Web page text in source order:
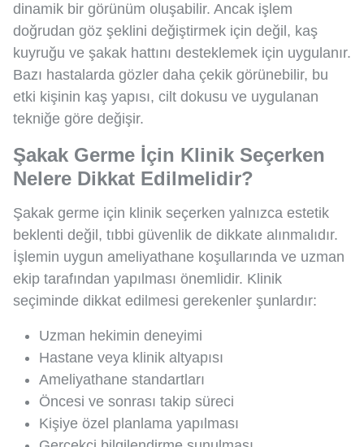
dinamik bir görünüm oluşabilir. Ancak işlem
doğrudan göz şeklini değiştirmek için değil, kaş
kuyruğu ve şakak hattını desteklemek için uygulanır.
Bazı hastalarda gözler daha çekik görünebilir, bu
etki kişinin kaş yapısı, cilt dokusu ve uygulanan
tekniğe göre değişir.
Şakak Germe İçin Klinik Seçerken
Nelere Dikkat Edilmelidir?
Şakak germe için klinik seçerken yalnızca estetik
beklenti değil, tıbbi güvenlik de dikkate alınmalıdır.
İşlemin uygun ameliyathane koşullarında ve uzman
ekip tarafından yapılması önemlidir. Klinik
seçiminde dikkat edilmesi gerekenler şunlardır:
Uzman hekimin deneyimi
Hastane veya klinik altyapısı
Ameliyathane standartları
Öncesi ve sonrası takip süreci
Kişiye özel planlama yapılması